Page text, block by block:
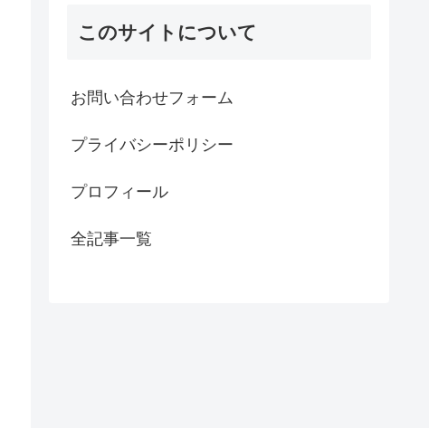
このサイトについて
お問い合わせフォーム
プライバシーポリシー
プロフィール
全記事一覧